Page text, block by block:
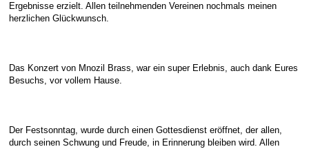
Ergebnisse erzielt. Allen teilnehmenden Vereinen nochmals meinen
herzlichen Glückwunsch.
Das Konzert von Mnozil Brass, war ein super Erlebnis, auch dank Eures
Besuchs, vor vollem Hause.
Der Festsonntag, wurde durch einen Gottesdienst eröffnet, der allen,
durch seinen Schwung und Freude, in Erinnerung bleiben wird. Allen